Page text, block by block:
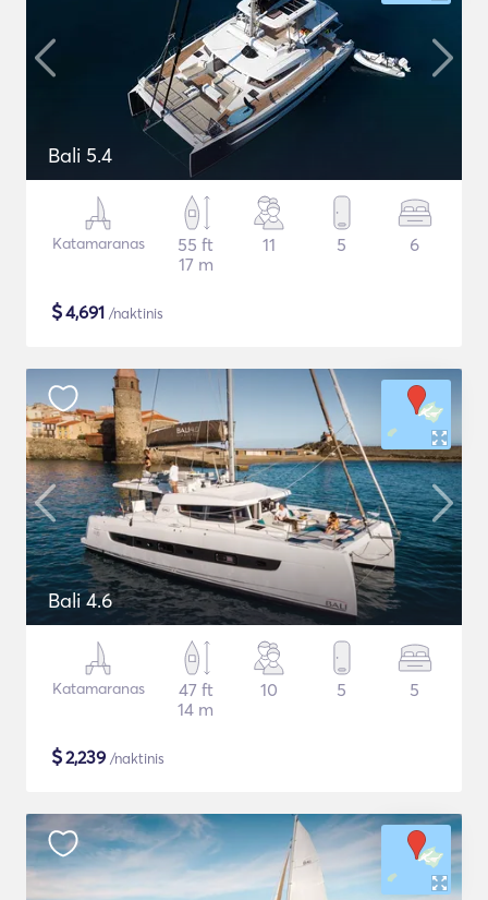
Bali 5.4
Katamaranas
55 ft
17 m
11 5 6
$4,691 /naktinis
Bali 4.6
Katamaranas
47 ft
14 m
10 5 5
$2,239 /naktinis